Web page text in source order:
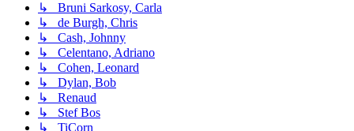
↳ Bruni Sarkosy, Carla
↳ de Burgh, Chris
↳ Cash, Johnny
↳ Celentano, Adriano
↳ Cohen, Leonard
↳ Dylan, Bob
↳ Renaud
↳ Stef Bos
↳ TiCorn